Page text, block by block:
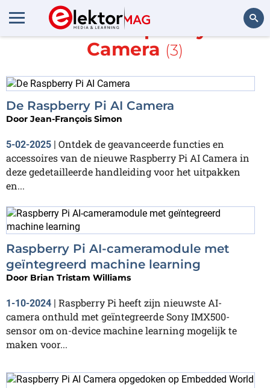
Meer overRaspberry Pi AI
Camera (3)
De Raspberry Pi AI Camera
Door Jean-François Simon
5-02-2025 | Ontdek de geavanceerde functies en
accessoires van de nieuwe Raspberry Pi AI Camera in
deze gedetailleerde handleiding voor het uitpakken
en...
Raspberry Pi AI-cameramodule met
geïntegreerd machine learning
Door Brian Tristam Williams
1-10-2024 | Raspberry Pi heeft zijn nieuwste AI-
camera onthuld met geïntegreerde Sony IMX500-
sensor om on-device machine learning mogelijk te
maken voor...